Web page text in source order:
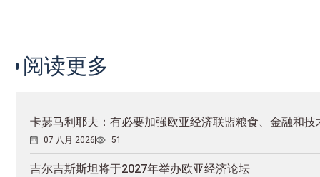
阅读更多
卡瑟马利耶夫：有必要加强欧亚经济联盟粮食、金融和技
07 八月 2026 51
吉尔吉斯斯坦将于2027年举办欧亚经济论坛